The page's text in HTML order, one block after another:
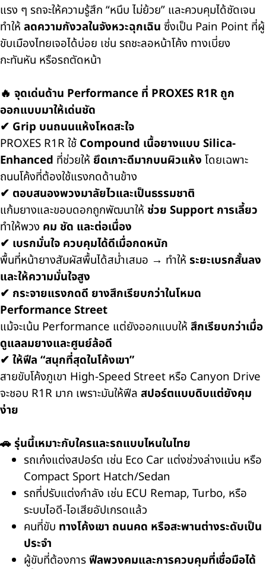
แรง ๆ รถจะให้ความรู้สึก “หนึบ ไม่ย้วย” และควบคุมได้ชัดเจน
ทำให้ ลดความกังวลในจังหวะฉุกเฉิน ซึ่งเป็น Pain Point ที่ผู้
ขับเมืองไทยเจอได้บ่อย เช่น รถชะลอหน้าโค้ง ทางเบี่ยง
กะทันหัน หรือรถตัดหน้า
🔥 จุดเด่นด้าน Performance ที่ PROXES R1R ถูก
ออกแบบมาให้เด่นชัด
✔ Grip บนถนนแห้งโหดสะใจ
PROXES R1R ใช้ Compound เนื้อยางแบบ Silica-
Enhanced ที่ช่วยให้ ยึดเกาะดีมากบนผิวแห้ง โดยเฉพาะ
ถนนโค้งที่ต้องใช้แรงกดด้านข้าง
✔ ตอบสนองพวงมาลัยไวและเป็นธรรมชาติ
แก้มยางและขอบดอกถูกพัฒนาให้ ช่วย Support การเลี้ยว
ทำให้พวง คม ชัด และต่อเนื่อง
✔ เบรกมั่นใจ ควบคุมได้ดีเมื่อกดหนัก
พื้นที่หน้ายางสัมผัสพื้นได้สม่ำเสมอ → ทำให้ ระยะเบรกสั้นลง
และให้ความมั่นใจสูง
✔ กระจายแรงกดดี ยางสึกเรียบกว่าในโหมด
Performance Street
แม้จะเน้น Performance แต่ยังออกแบบให้ สึกเรียบกว่าเมื่อ
ดูแลลมยางและศูนย์ล้อดี
✔ ให้ฟีล “สนุกที่สุดในโค้งเขา”
สายขับโค้งภูเขา High-Speed Street หรือ Canyon Drive
จะชอบ R1R มาก เพราะมันให้ฟีล สปอร์ตแบบดิบแต่ยังคุม
ง่าย
🚗 รุ่นนี้เหมาะกับใครและรถแบบไหนในไทย
รถเก๋งแต่งสปอร์ต เช่น Eco Car แต่งช่วงล่างแน่น หรือ
Compact Sport Hatch/Sedan
รถที่ปรับแต่งกำลัง เช่น ECU Remap, Turbo, หรือ
ระบบไอดี-ไอเสียอัปเกรดแล้ว
คนที่ขับ ทางโค้งเขา ถนนคด หรือสะพานต่างระดับเป็น
ประจำ
ผู้ขับที่ต้องการฟีลพวงคมและการควบคุมที่เชื่อมือได้